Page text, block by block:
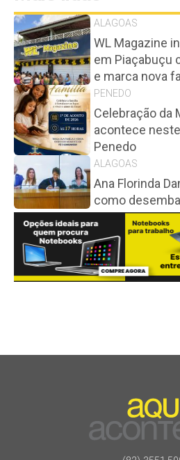
ALAGOAS
WL Magazine
em Piaçabuçu
e marca nova
PENEDO
Celebração da
acontece
Penedo
ALAGOAS
Ana Florinda
como